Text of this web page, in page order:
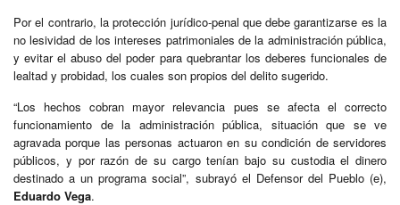
Por el contrario, la protección jurídico-penal que debe garantizarse es la
no lesividad de los intereses patrimoniales de la administración pública,
y evitar el abuso del poder para quebrantar los deberes funcionales de
lealtad y probidad, los cuales son propios del delito sugerido.
“Los hechos cobran mayor relevancia pues se afecta el correcto
funcionamiento de la administración pública, situación que se ve
agravada porque las personas actuaron en su condición de servidores
públicos, y por razón de su cargo tenían bajo su custodia el dinero
destinado a un programa social”, subrayó el Defensor del Pueblo (e),
Eduardo Vega.